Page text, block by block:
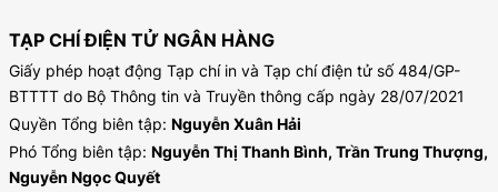
TẠP CHÍ ĐIỆN TỬ NGÂN HÀNG
Giấy phép hoạt động Tạp chí in và Tạp chí điện tử số 484/GP-
BTTTT do Bộ Thông tin và Truyền thông cấp ngày 28/07/2021
Quyền Tổng biên tập: Nguyễn Xuân Hải
Phó Tổng biên tập: Nguyễn Thị Thanh Bình, Trần Trung Thượng,
Nguyễn Ngọc Quyết